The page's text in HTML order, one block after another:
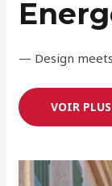
— Design
VOIR PLUS